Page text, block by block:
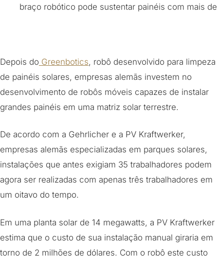
braço robótico pode sustentar painéis com mais
Depois do Greenbotics, robô desenvolvido para limpeza
de painéis solares, empresas alemãs investem no
desenvolvimento de robôs móveis capazes de instalar
grandes painéis em uma matriz solar terrestre.
De acordo com a Gehrlicher e a PV Kraftwerker,
empresas alemãs especializadas em parques solares,
instalações que antes exigiam 35 trabalhadores podem
agora ser realizadas com apenas três trabalhadores em
um oitavo do tempo.
Em uma planta solar de 14 megawatts, a PV Kraftwerker
estima que o custo de sua instalação manual giraria em
torno de 2 milhões de dólares. Com o robô este custo